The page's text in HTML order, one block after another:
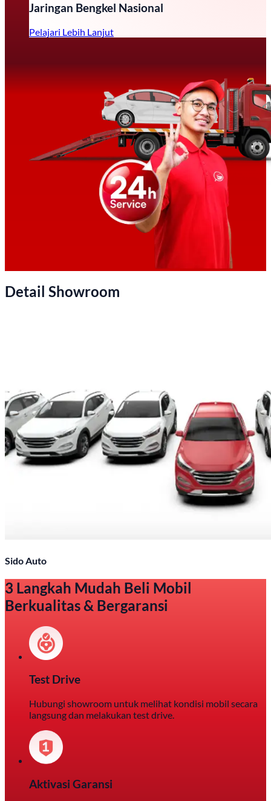
Jaringan Bengkel Nasional
Pelajari Lebih Lanjut
Detail Showroom
Sido Auto
3 Langkah Mudah Beli Mobil
Berkualitas & Bergaransi
Test Drive
Hubungi showroom untuk melihat kondisi mobil secara
langsung dan melakukan test drive.
Aktivasi Garansi